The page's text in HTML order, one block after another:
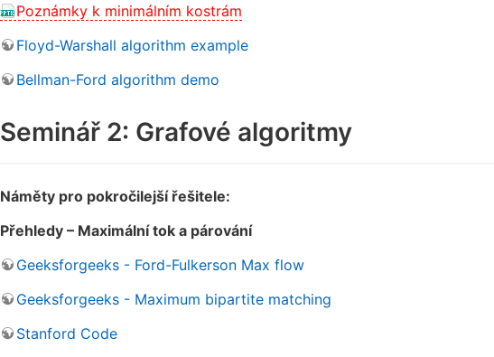
Poznámky k minimálním kostrám
Floyd-Warshall algorithm example
Bellman-Ford algorithm demo
Seminář 2: Grafové algoritmy
Náměty pro pokročilejší řešitele:
Přehledy – Maximální tok a párování
Geeksforgeeks - Ford-Fulkerson Max flow
Geeksforgeeks - Maximum bipartite matching
Stanford Code